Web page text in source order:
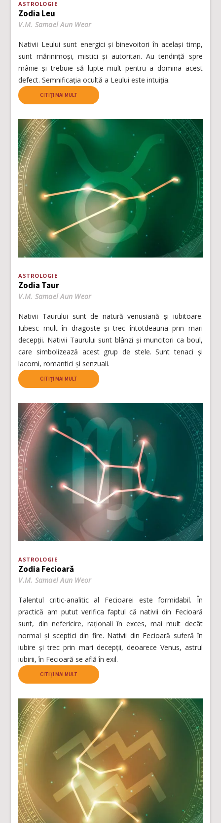
ASTROLOGIE
Zodia Leu
V.M. Samael Aun Weor
Nativii Leului sunt energici și binevoitori în același timp,
sunt mărinimoși, mistici și autoritari. Au tendință spre
mânie și trebuie să lupte mult pentru a domina acest
defect. Semnificația ocultă a Leului este intuiția.
CITIȚI MAI MULT
ASTROLOGIE
Zodia Taur
V.M. Samael Aun Weor
Nativii Taurului sunt de natură venusiană și iubitoare.
Iubesc mult în dragoste și trec întotdeauna prin mari
decepții. Nativii Taurului sunt blânzi și muncitori ca boul,
care simbolizează acest grup de stele. Sunt tenaci și
lacomi, romantici și senzuali.
CITIȚI MAI MULT
ASTROLOGIE
Zodia Fecioară
V.M. Samael Aun Weor
Talentul critic-analitic al Fecioarei este formidabil. În
practică am putut verifica faptul că nativii din Fecioară
sunt, din nefericire, raționali în exces, mai mult decât
normal și sceptici din fire. Nativii din Fecioară suferă în
iubire și trec prin mari decepții, deoarece Venus, astrul
iubirii, în Fecioară se află în exil.
CITIȚI MAI MULT